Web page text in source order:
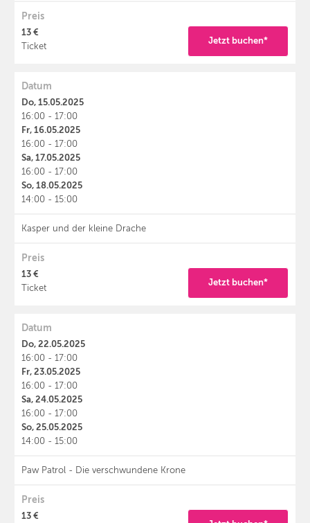
Preis
13 €
Ticket
Jetzt buchen*
Datum
Do, 15.05.2025
16:00 - 17:00
Fr, 16.05.2025
16:00 - 17:00
Sa, 17.05.2025
16:00 - 17:00
So, 18.05.2025
14:00 - 15:00
Kasper und der kleine Drache
Preis
13 €
Ticket
Jetzt buchen*
Datum
Do, 22.05.2025
16:00 - 17:00
Fr, 23.05.2025
16:00 - 17:00
Sa, 24.05.2025
16:00 - 17:00
So, 25.05.2025
14:00 - 15:00
Paw Patrol - Die verschwundene Krone
Preis
13 €